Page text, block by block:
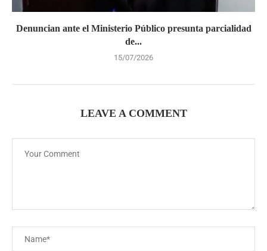
Denuncian ante el Ministerio Público presunta parcialidad
de...
15/07/2026
LEAVE A COMMENT